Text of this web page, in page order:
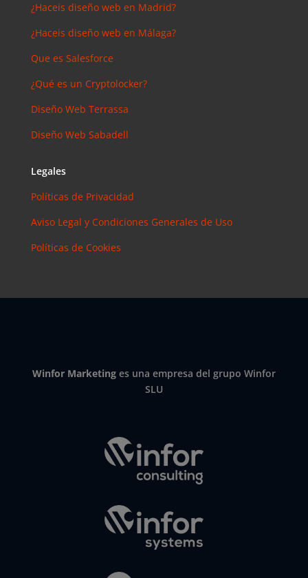
¿Haceis diseño web en Madrid?
¿Haceis diseño web en Málaga?
Que es Salesforce
¿Qué es un Cryptolocker?
Diseño Web Terrassa
Diseño Web Sabadell
Legales
Políticas de Privacidad
Aviso Legal y Condiciones Generales de Uso
Políticas de Cookies
Winfor Marketinges una empresa del grupo Winfor
SLU